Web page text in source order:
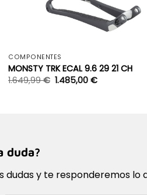
COMPONENTES
MONSTY TRK ECAL 9.6 29 21 CH
1.649,99€ 1.485,00€
duda?
y te responderemos lo